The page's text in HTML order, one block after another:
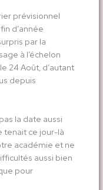
prévisionnel
d’année
par la
à l’échelon
24 Août, d’autant
depuis
la date aussi
tenait ce jour-là
académie et ne
aussi bien
pour